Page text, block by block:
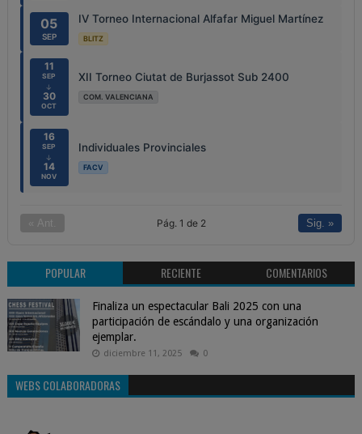
05
SEP
IV Torneo Internacional Alfafar Miguel Martínez
BLITZ
11
SEP
↓
30
OCT
XII Torneo Ciutat de Burjassot Sub 2400
COM. VALENCIANA
16
SEP
↓
14
NOV
Individuales Provinciales
FACV
« Ant. Pág. 1 de 2 Sig. »
POPULAR RECIENTE COMENTARIOS
Finaliza un espectacular Bali 2025 con una
participación de escándalo y una organización
ejemplar.
diciembre 11, 2025 0
WEBS COLABORADORAS